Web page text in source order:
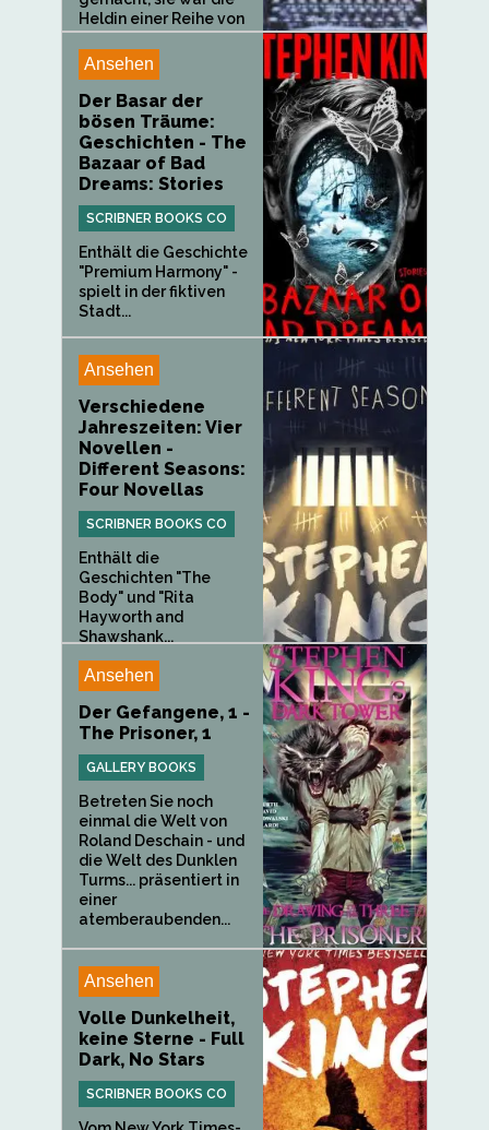
Heldin einer Reihe von
Bestsellern...
Ansehen
Der Basar der
bösen Träume:
Geschichten - The
Bazaar of Bad
Dreams: Stories
SCRIBNER BOOKS CO
Enthält die Geschichte
"Premium Harmony" -
spielt in der fiktiven
Stadt...
Ansehen
Verschiedene
Jahreszeiten: Vier
Novellen -
Different Seasons:
Four Novellas
SCRIBNER BOOKS CO
Enthält die
Geschichten "The
Body" und "Rita
Hayworth and
Shawshank...
Ansehen
Der Gefangene, 1 -
The Prisoner, 1
GALLERY BOOKS
Betreten Sie noch
einmal die Welt von
Roland Deschain - und
die Welt des Dunklen
Turms... präsentiert in
einer
atemberaubenden...
Ansehen
Volle Dunkelheit,
keine Sterne - Full
Dark, No Stars
SCRIBNER BOOKS CO